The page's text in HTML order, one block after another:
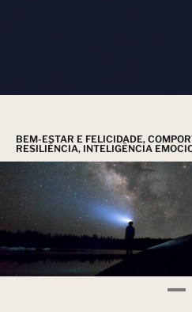
BEM-ESTAR E FELICIDADE,
RESILIÊNCIA, INTELIGÊNCIA